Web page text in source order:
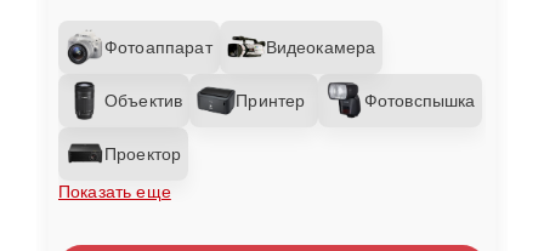
Фотоаппарат Видеокамера
Объектив Принтер Фотовспышка
Проектор
Показать еще